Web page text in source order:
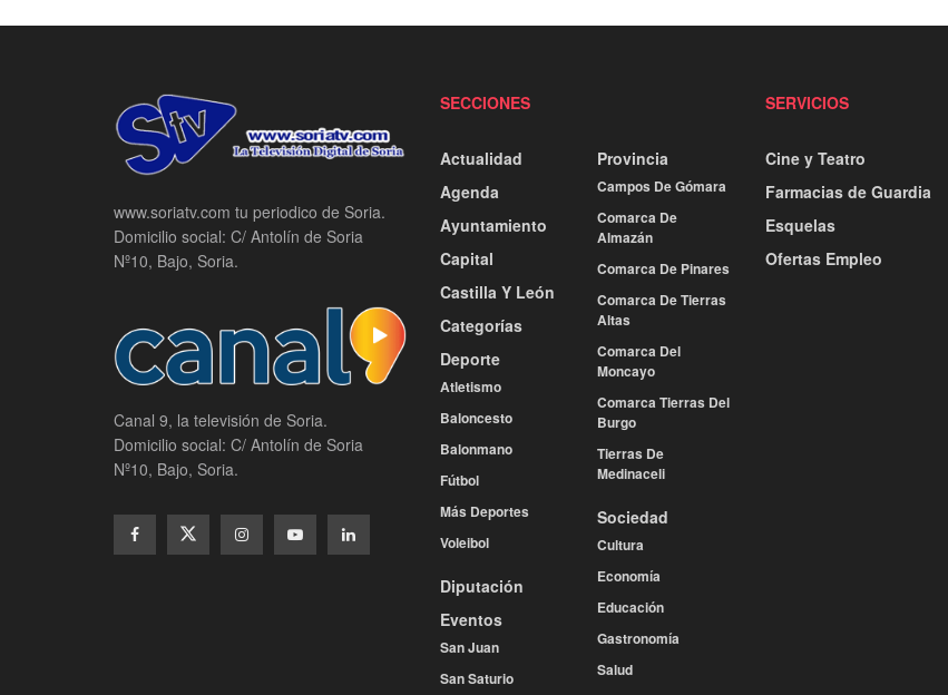
www.soriatv.com tu periodico de Soria.
Domicilio social: C/ Antolín de Soria
Nº10, Bajo, Soria.
Canal 9, la televisión de Soria.
Domicilio social: C/ Antolín de Soria
Nº10, Bajo, Soria.
SECCIONES
Actualidad
Agenda
Ayuntamiento
Capital
Castilla Y León
Categorías
Deporte
Atletismo
Baloncesto
Balonmano
Fútbol
Más Deportes
Voleibol
Diputación
Eventos
San Juan
San Saturio
Provincia
Campos De Gómara
Comarca De
Almazán
Comarca De Pinares
Comarca De Tierras
Altas
Comarca Del
Moncayo
Comarca Tierras Del
Burgo
Tierras De
Medinaceli
Sociedad
Cultura
Economía
Educación
Gastronomía
Salud
SERVICIOS
Cine y Teatro
Farmacias de Guardia
Esquelas
Ofertas Empleo